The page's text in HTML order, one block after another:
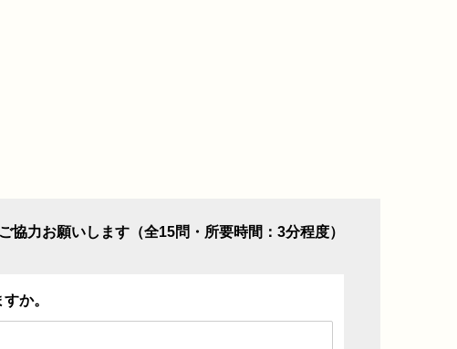
協力お願いします（全15問・所要時間：3分程度）
か。